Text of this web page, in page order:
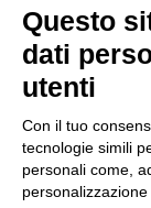
Questo
dati
utenti
Con il tuo
tecnologie simili
personali come,